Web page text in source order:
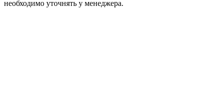
необходимо уточнять у менеджера.